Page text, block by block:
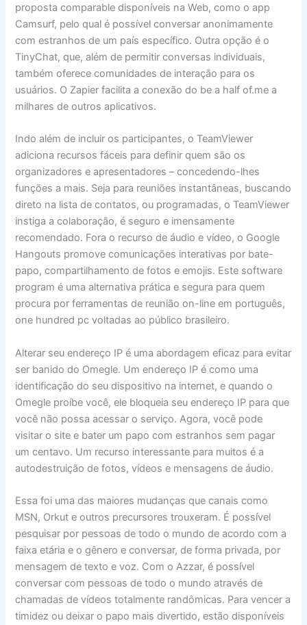
proposta comparable disponíveis na Web, como o app
Camsurf, pelo qual é possível conversar anonimamente
com estranhos de um país específico. Outra opção é o
TinyChat, que, além de permitir conversas individuais,
também oferece comunidades de interação para os
usuários. O Zapier facilita a conexão do be a half of.me a
milhares de outros aplicativos.
Indo além de incluir os participantes, o TeamViewer
adiciona recursos fáceis para definir quem são os
organizadores e apresentadores – concedendo-lhes
funções a mais. Seja para reuniões instantâneas, buscando
direto na lista de contatos, ou programadas, o TeamViewer
instiga a colaboração, é seguro e imensamente
recomendado. Fora o recurso de áudio e vídeo, o Google
Hangouts promove comunicações interativas por bate-
papo, compartilhamento de fotos e emojis. Este software
program é uma alternativa prática e segura para quem
procura por ferramentas de reunião on-line em português,
one hundred pc voltadas ao público brasileiro.
Alterar seu endereço IP é uma abordagem eficaz para evitar
ser banido do Omegle. Um endereço IP é como uma
identificação do seu dispositivo na internet, e quando o
Omegle⁢ proíbe você, ele ‌bloqueia seu endereço IP para que
você não possa acessar o serviço. Agora, você pode
visitar o site e bater um papo com estranhos sem pagar
um centavo. Um recurso interessante para muitos é a
autodestruição de fotos, vídeos e mensagens de áudio.
Essa foi uma das maiores mudanças que canais como
MSN, Orkut e outros precursores trouxeram. É possível
pesquisar por pessoas de todo o mundo de acordo com a
faixa etária e o gênero e conversar, de forma privada, por
mensagem de texto e voz. Com o Azzar, é possível
conversar com pessoas de todo o mundo através de
chamadas de vídeos totalmente randômicas. Para vencer a
timidez ou deixar o papo mais divertido, estão disponíveis